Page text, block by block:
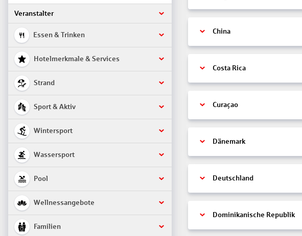
Veranstalter
Essen & Trinken
Hotelmerkmale & Services
Strand
Sport & Aktiv
Wintersport
Wassersport
Pool
Wellnessangebote
Familien
China
Costa Rica
Curaçao
Dänemark
Deutschland
Dominikanische Republik